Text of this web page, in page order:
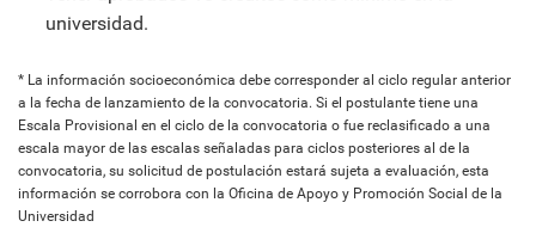
universidad.
* La información socioeconómica debe corresponder al ciclo regular anterior
a la fecha de lanzamiento de la convocatoria. Si el postulante tiene una
Escala Provisional en el ciclo de la convocatoria o fue reclasificado a una
escala mayor de las escalas señaladas para ciclos posteriores al de la
convocatoria, su solicitud de postulación estará sujeta a evaluación, esta
información se corrobora con la Oficina de Apoyo y Promoción Social de la
Universidad